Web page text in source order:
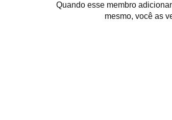
Quando esse membro
mesmo, você as